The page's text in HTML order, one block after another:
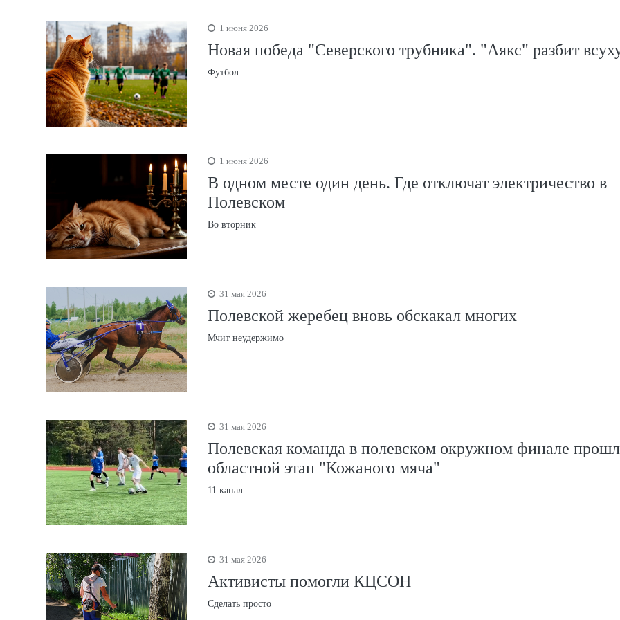
1 июня 2026
Новая победа "Северского трубника". "Аякс" разбит
Футбол
1 июня 2026
В одном месте один день. Где отключат электричество в
Полевском
Во вторник
31 мая 2026
Полевской жеребец вновь обскакал многих
Мчит неудержимо
31 мая 2026
Полевская команда в полевском окружном финале
областной этап "Кожаного мяча"
11 канал
31 мая 2026
Активисты помогли КЦСОН
Сделать просто